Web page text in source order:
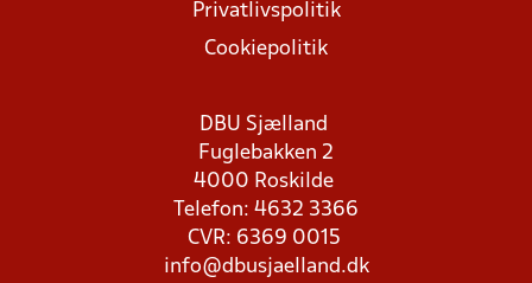
Privatlivspolitik
Cookiepolitik
DBU Sjælland
Fuglebakken 2
4000 Roskilde
Telefon: 4632 3366
CVR: 6369 0015
info@dbusjaelland.dk